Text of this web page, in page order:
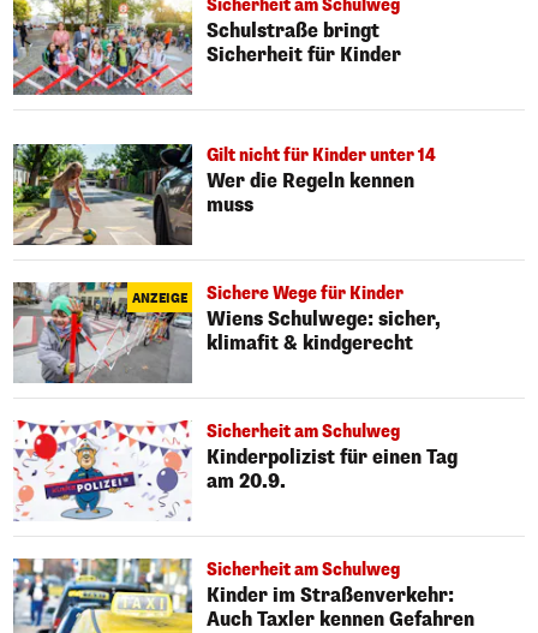
Sicherheit am Schulweg
Schulstraße bringt
Sicherheit für Kinder
Gilt nicht für Kinder unter 14
Wer die Regeln kennen
muss
ANZEIGE Sichere Wege für Kinder
Wiens Schulwege: sicher,
klimafit & kindgerecht
Sicherheit am Schulweg
Kinderpolizist für einen Tag
am 20.9.
Sicherheit am Schulweg
Kinder im Straßenverkehr:
Auch Taxler kennen Gefahren